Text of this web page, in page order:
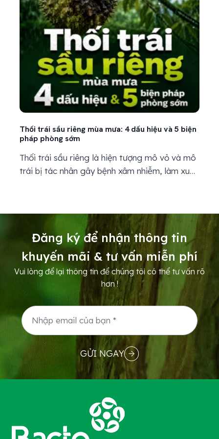
Thối trái sầu riêng mùa mưa: 4 dấu hiệu và 5 biện
pháp phòng sớm
Thối trái sầu riêng là hiện tượng mô vỏ và mô
trái bị tác nhân gây bệnh xâm nhiễm, làm xuất
khí cao, tán cây rậm rạp,...
Đăng ký để nhận thông tin
khuyến mãi & tư vấn miễn phí
Vui lòng để lại thông tin để chúng tôi có thể tư vấn rõ
hơn !
GỬI NGAY